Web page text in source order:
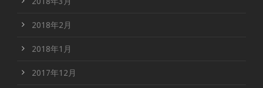
2018年2月
2018年1月
2017年12月